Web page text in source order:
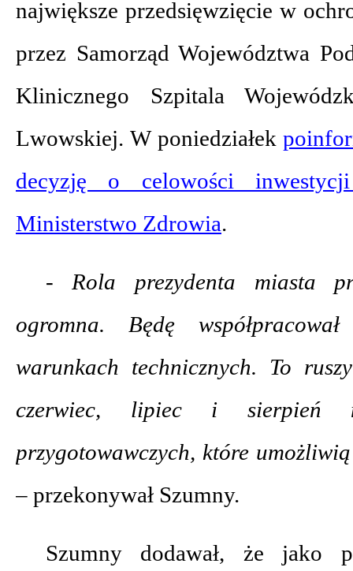
największe przedsięwzięcie w
przez Samorząd Województwa
Klinicznego Szpitala
Lwowskiej. W poniedziałek
decyzję o celowości
Ministerstwo Zdrowia.
- Rola prezydenta miasta
ogromna. Będę
warunkach technicznych. To
czerwiec, lipiec i sierpień
przygotowawczych, które
– przekonywał Szumny.
Szumny dodawał, że jako